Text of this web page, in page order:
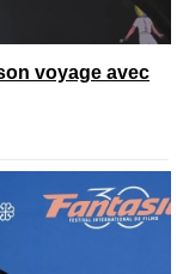
voyage avec